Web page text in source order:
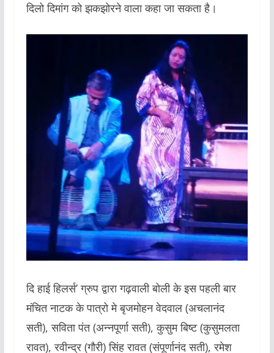
दिलो दिमांग को झकझोरने वाला कहा जा सकता है।
दि हाई हिलर्स’ ग्रुप द्वारा गढ़वाली बोली के इस पहली बार
मंचित नाटक के पात्रो मे बृजमोहन वेदवाल (अचलानंद
सती), सविता पंत (अन्नपूर्णा सती), कुसुम बिष्ट (कुसुमलता
रावत), रवीन्द्र (गौरी) सिंह रावत (संपूर्णानंद सती), रमेश